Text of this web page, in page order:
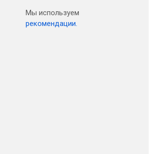
Мы используем
рекомендации.